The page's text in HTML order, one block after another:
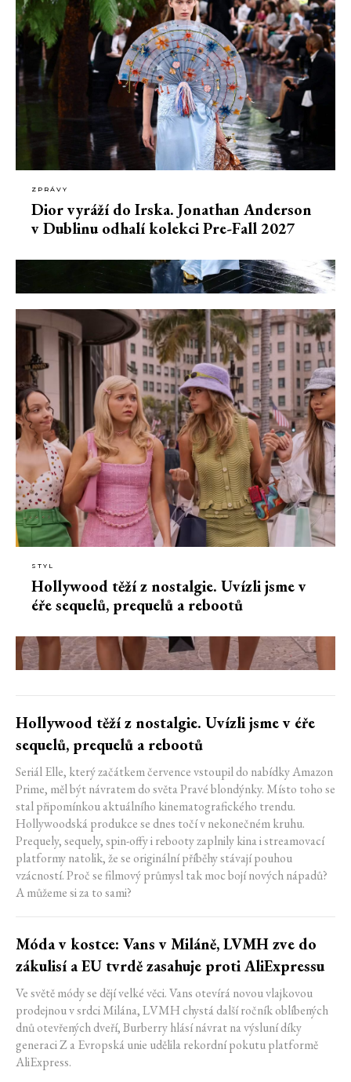
ZPRÁVY
Dior vyráží do Irska. Jonathan Anderson
v Dublinu odhalí kolekci Pre-Fall 2027
STYL
Hollywood těží z nostalgie. Uvízli jsme v
éře sequelů, prequelů a rebootů
Hollywood těží z nostalgie. Uvízli jsme v éře
sequelů, prequelů a rebootů
Seriál Elle, který začátkem července vstoupil do nabídky Amazon
Prime, měl být návratem do světa Pravé blondýnky. Místo toho se
stal připomínkou aktuálního kinematografického trendu.
Hollywoodská produkce se dnes točí v nekonečném kruhu.
Prequely, sequely, spin-offy i rebooty zaplnily kina i streamovací
platformy natolik, že se originální příběhy stávají pouhou
vzácností. Proč se filmový průmysl tak moc bojí nových nápadů?
A můžeme si za to sami?
Móda v kostce: Vans v Miláně, LVMH zve do
zákulisí a EU tvrdě zasahuje proti AliExpressu
Ve světě módy se dějí velké věci. Vans otevírá novou vlajkovou
prodejnou v srdci Milána, LVMH chystá další ročník oblíbených
dnů otevřených dveří, Burberry hlásí návrat na výsluní díky
generaci Z a Evropská unie udělila rekordní pokutu platformě
AliExpress.